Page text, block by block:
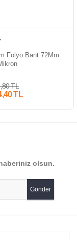
Folyo Bant 72Mm
TL
TL
olsun.
Gönder